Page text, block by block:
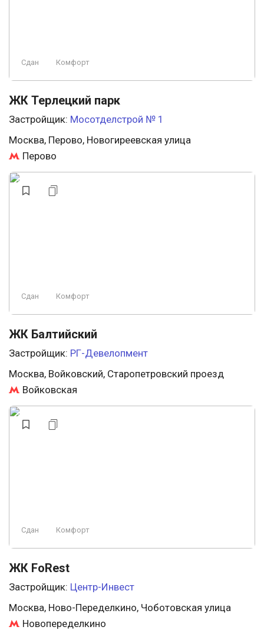
Сдан Комфорт
ЖК Терлецкий парк
Застройщик: Мосотделстрой № 1
Москва, Перово, Новогиреевская улица
Перово
Сдан Комфорт
ЖК Балтийский
Застройщик: РГ-Девелопмент
Москва, Войковский, Старопетровский проезд
Войковская
Сдан Комфорт
ЖК FoRest
Застройщик: Центр-Инвест
Москва, Ново-Переделкино, Чоботовская улица
Новопеределкино